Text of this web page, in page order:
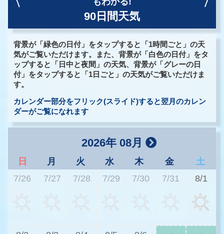
90日間天気
背景が「緑色の日付」をタップすると「1時間ごと」の天
気がご覧いただけます。また、背景が「白色の日付」をタ
ップすると「日中と夜間」の天気、背景が「グレーの日
付」をタップすると「1日ごと」の天気がご覧いただけま
す。
カレンダー部分をフリック(スライド)すると翌月のカレン
ダーがご覧になれます
2026年 08月
日 月 火 水 木 金
土
7/26
7/27 7/28 7/29 7/30 7/31 8/1